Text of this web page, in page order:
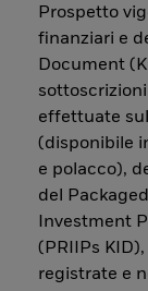
Prospetto
finanziari e
Document
sottoscrizioni
effettuate
(disponibile
e polacco),
del
Investment
(PRIIPs
registrate e